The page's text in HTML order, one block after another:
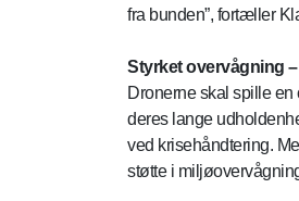
fra bunden”, fortæller
Styrket overvågning
Dronerne skal spille
deres lange
ved krisehåndtering.
støtte i